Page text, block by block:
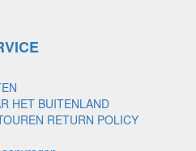
HET BUITENLAND
RETURN POLICY